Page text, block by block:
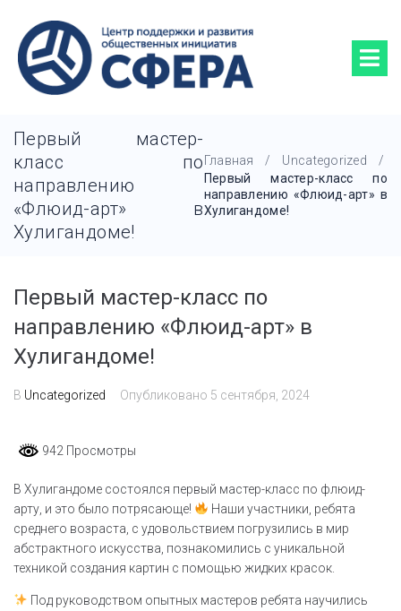
Первый мастер-
класс по
направлению
«Флюид-арт» в
Хулигандоме!
Главная / Uncategorized
/
Первый мастер-класс по
направлению «Флюид-арт» в
Хулигандоме!
Первый мастер-класс по
направлению «Флюид-арт» в
Хулигандоме!
В Uncategorized Опубликовано 5 сентября, 2024
942 Просмотры
В Хулигандоме состоялся первый мастер-класс по флюид-
арту, и это было потрясающе!
Наши участники, ребята
среднего возраста, с удовольствием погрузились в мир
абстрактного искусства, познакомились с уникальной
техникой создания картин с помощью жидких красок.
Под руководством опытных мастеров ребята научились